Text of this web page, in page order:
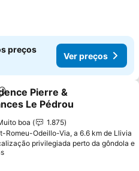
preços
Ver preços
aos favoritos
Pierre &
Le Pédrou
boa
1.875
Romeu-Odeillo-Via, a 6.6 km de Llivia
privilegiada perto da gôndola e